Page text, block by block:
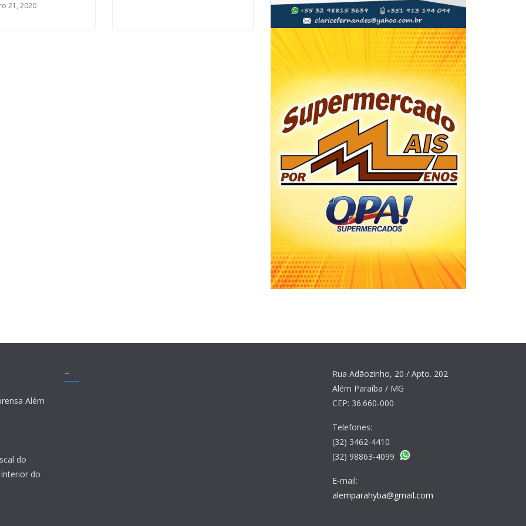
21, 2020
Além
do
do
–
Rua Adãozinho, 20 / Apto. 202
Além Paraíba / MG
CEP: 36.660-000
Telefones:
(32) 3462-4410
(32) 98863-4099
E-mail:
alemparahyba@gmail.com